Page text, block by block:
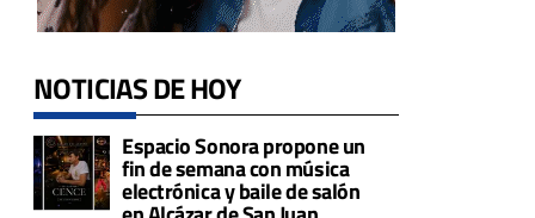
NOTICIAS DE HOY
Espacio Sonora propone un
fin de semana con música
electrónica y baile de salón